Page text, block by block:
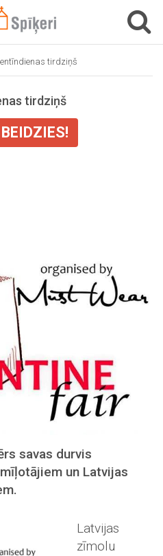
T
tirdziņš
tirdziņš
savas durvis
un Latvijas
Latvijas
zīmolu